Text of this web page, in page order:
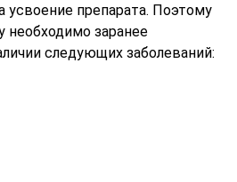
усвоение препарата. Поэтому
необходимо заранее
следующих заболеваний: